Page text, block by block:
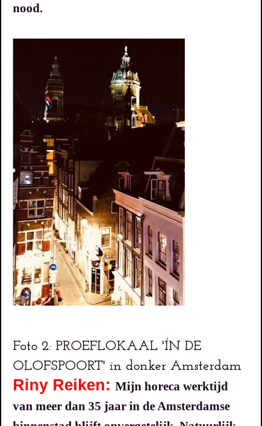
nood.
Foto 2: PROEFLOKAAL 'ÍN DE
OLOFSPOORT' in donker Amsterdam
Riny Reiken: Mijn horeca werktijd
van meer dan 35 jaar in de Amsterdamse